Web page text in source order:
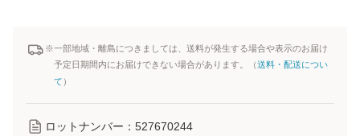
※一部地域・離島につきましては、送料が発生する場合や表示のお届け
予定日期間内にお届けできない場合があります。（送料・配送につい
て ）
ロットナンバー： 527670244